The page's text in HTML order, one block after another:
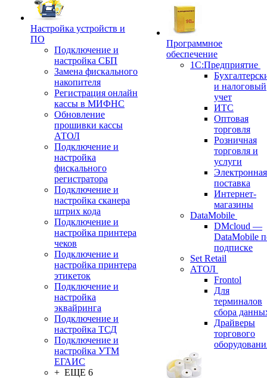
Настройка устройств и
ПО
Подключение и
настройка СБП
Замена фискального
накопителя
Регистрация онлайн
кассы в МИФНС
Обновление
прошивки кассы
АТОЛ
Подключение и
настройка
фискального
регистратора
Подключение и
настройка сканера
штрих кода
Подключение и
настройка принтера
чеков
Подключение и
настройка принтера
этикеток
Подключение и
настройка
эквайринга
Подключение и
настройка ТСД
Подключение и
настройка УТМ
ЕГАИС
+ ЕЩЕ 6
Программное
обеспечение
1С:Предприятие
и налоговый
учет
ИТС
Оптовая
торговля
Розничная
торговля и
услуги
Электронная
поставка
Интернет-
магазины
DataMobile
DMcloud —
DataMobile
подписке
Set Retail
АТОЛ
Frontol
Для
терминалов
сбора
Драйверы
торгового